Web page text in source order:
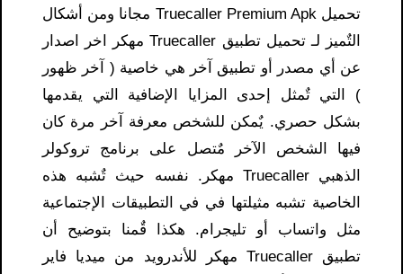
تحميل Truecaller Premium Apk مجانا ومن أشكال
التٌميز لـ تحميل تطبيق Truecaller مهكر اخر اصدار
عن أي مصدر أو تطبيق آخر هي خاصية ( آخر ظهور
) التي تٌمثل إحدى المزايا الإضافية التي يقدمها
بشكل حصري. يٌمكن للشخص معرفة آخر مرة كان
فيها الشخص الآخر مٌتصل على برنامج تروكولر
الذهبي Truecaller مهكر. نفسه حيث تٌشبه هذه
الخاصية تشبه مثيلتها في في التطبيقات الإجتماعية
مثل واتساب أو تليجرام. هكذا قٌمنا بتوضيح أن
تطبيق Truecaller مهكر للأندرويد من ميديا فاير